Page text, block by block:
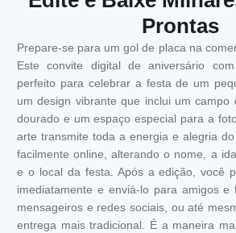
Prontas
Prepare-se para um gol de placa na
Este convite digital de aniversário
perfeito para celebrar a festa de um
um design vibrante que inclui um campo
dourado e um espaço especial para a
arte transmite toda a energia e alegria
facilmente online, alterando o nome, a
e o local da festa. Após a edição, você
imediatamente e enviá-lo para amigos e
mensageiros e redes sociais, ou até
entrega mais tradicional. É a maneira